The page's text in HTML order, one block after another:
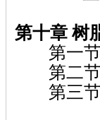
第十章 树
第一节
第二节
第三节